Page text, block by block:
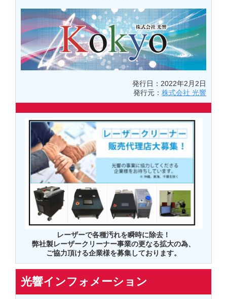
発行日：2022年2月2日
発行元： 株式会社 光響
レーザーで各種汚れを瞬時に除去！
弊社製レーザークリーナー事業の更なる拡大の為、
ご協力頂ける企業様を募集しております。
光響インフォメーション